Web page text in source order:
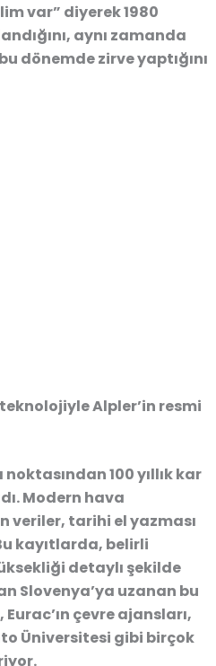
var” diyerek 1980
aynı zamanda
dönemde zirve yaptığını
Alpler’in resmi
100 yıllık kar
Modern hava
veriler, tarihi el yazması
kayıtlarda, belirli
detaylı şekilde
Slovenya’ya uzanan bu
çevre ajansları,
Üniversitesi gibi birçok